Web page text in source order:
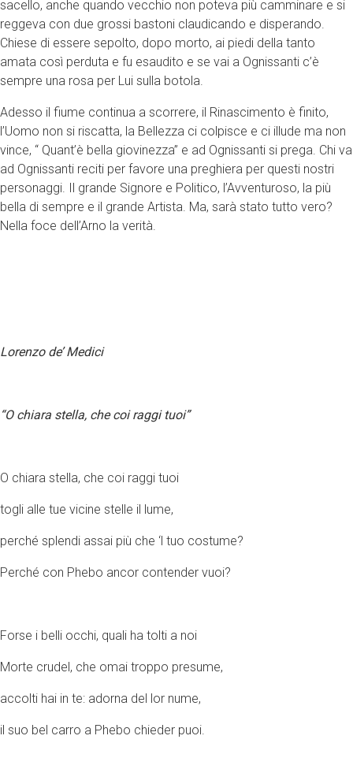
sacello, anche quando vecchio non poteva più camminare e si
reggeva con due grossi bastoni claudicando e disperando.
Chiese di essere sepolto, dopo morto, ai piedi della tanto
amata così perduta e fu esaudito e se vai a Ognissanti c’è
sempre una rosa per Lui sulla botola.
Adesso il fiume continua a scorrere, il Rinascimento è finito,
l’Uomo non si riscatta, la Bellezza ci colpisce e ci illude ma non
vince, “ Quant’è bella giovinezza” e ad Ognissanti si prega. Chi va
ad Ognissanti reciti per favore una preghiera per questi nostri
personaggi. Il grande Signore e Politico, l’Avventuroso, la più
bella di sempre e il grande Artista. Ma, sarà stato tutto vero?
Nella foce dell’Arno la verità.
Lorenzo de’ Medici
“O chiara stella, che coi raggi tuoi”
O chiara stella, che coi raggi tuoi
togli alle tue vicine stelle il lume,
perché splendi assai più che ‘l tuo costume?
Perché con Phebo ancor contender vuoi?
Forse i belli occhi, quali ha tolti a noi
Morte crudel, che omai troppo presume,
accolti hai in te: adorna del lor nume,
il suo bel carro a Phebo chieder puoi.